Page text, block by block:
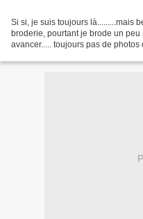
Si si, je suis toujours là.........mais
broderie, pourtant je brode un
avancer..... toujours pas de